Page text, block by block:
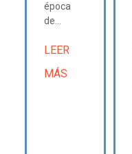
época
de...
LEER
MÁS